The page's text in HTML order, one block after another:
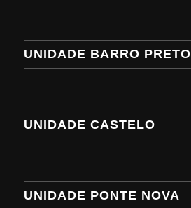
UNIDADE BARRO PRETO
UNIDADE CASTELO
UNIDADE PONTE NOVA